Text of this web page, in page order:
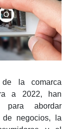
de la comarca
a 2022, han
abordar
de negocios, la